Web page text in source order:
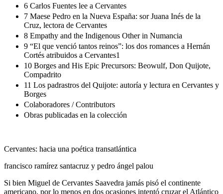
6 Carlos Fuentes lee a Cervantes
7 Maese Pedro en la Nueva España: sor Juana Inés de la
Cruz, lectora de Cervantes
8 Empathy and the Indigenous Other in Numancia
9 “El que venció tantos reinos”: los dos romances a Hernán
Cortés atribuidos a Cervantes1
10 Borges and His Epic Precursors: Beowulf, Don Quijote,
Compadrito
11 Los padrastros del Quijote: autoría y lectura en Cervantes y
Borges
Colaboradores / Contributors
Obras publicadas en la colección
Cervantes: hacia una poética transatlántica
francisco ramírez santacruz y pedro ángel palou
Si bien Miguel de Cervantes Saavedra jamás pisó el continente
americano, por lo menos en dos ocasiones intentó cruzar el Atlántico